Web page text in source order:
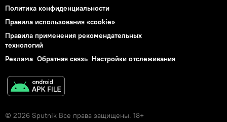
Политика конфиденциальности
Правила использования «cookie»
Правила применения рекомендательных
технологий
Реклама Обратная связь Настройки отслеживания
© 2026 Sputnik Все права защищены. 18+